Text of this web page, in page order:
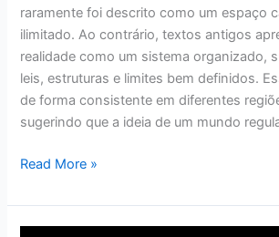
raramente foi descrito como um espaço
ilimitado. Ao contrário, textos antigos
realidade como um sistema organizado,
leis, estruturas e limites bem definidos.
de forma consistente em diferentes
sugerindo que a ideia de um mundo
Read More »